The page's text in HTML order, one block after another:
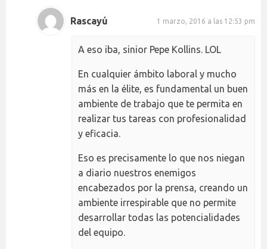
Rascayú 1 marzo, 2016 a las 12:53 pm
A eso iba, sinior Pepe Kollins. LOL
En cualquier ámbito laboral y mucho
más en la élite, es fundamental un buen
ambiente de trabajo que te permita en
realizar tus tareas con profesionalidad
y eficacia.
Eso es precisamente lo que nos niegan
a diario nuestros enemigos
encabezados por la prensa, creando un
ambiente irrespirable que no permite
desarrollar todas las potencialidades
del equipo.